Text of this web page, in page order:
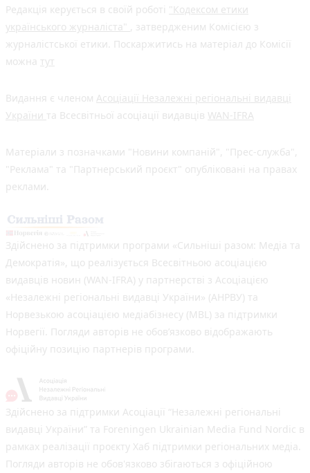
Редакція керується в своїй роботі "Кодексом етики
українського журналіста"
, затвердженим Комісією з
журналістської етики. Поскаржитись на матеріал до Комісії
можна тут
Видання є членом Асоціації Незалежні регіональні видавці
України та Всесвітньої асоціації видавців WAN-IFRA
Матеріали з позначками "Новини компаній", "Прес-служба",
"Реклама" та "Партнерський проєкт" опубліковані на правах
реклами.
Здійснено за підтримки програми «Сильніші разом: Медіа та
Демократія», що реалізується Всесвітньою асоціацією
видавців новин (WAN-IFRA) у партнерстві з Асоціацією
«Незалежні регіональні видавці України» (АНРВУ) та
Норвезькою асоціацією медіабізнесу (MBL) за підтримки
Норвегії. Погляди авторів не обов’язково відображають
офіційну позицію партнерів програми.
Здійснено за підтримки Асоціації “Незалежні регіональні
видавці України” та Foreningen Ukrainian Media Fund Nordic в
рамках реалізації проєкту Хаб підтримки регіональних медіа.
Погляди авторів не обов'язково збігаються з офіційною